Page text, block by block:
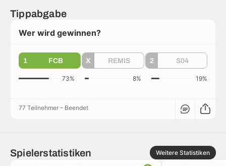
Tippabgabe
Wer wird gewinnen?
1 FCB X REMIS 2 S04
73% 8% 19%
77 Teilnehmer – Beendet
Spielerstatistiken Weitere Statistiken